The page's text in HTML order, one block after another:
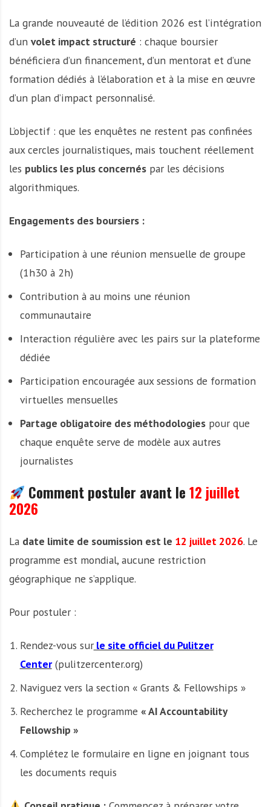
La grande nouveauté de l’édition 2026 est l’intégration
d’un volet impact structuré : chaque boursier
bénéficiera d’un financement, d’un mentorat et d’une
formation dédiés à l’élaboration et à la mise en œuvre
d’un plan d’impact personnalisé.
L’objectif : que les enquêtes ne restent pas confinées
aux cercles journalistiques, mais touchent réellement
les publics les plus concernés par les décisions
algorithmiques.
Engagements des boursiers :
Participation à une réunion mensuelle de groupe
(1h30 à 2h)
Contribution à au moins une réunion
communautaire
Interaction régulière avec les pairs sur la plateforme
dédiée
Participation encouragée aux sessions de formation
virtuelles mensuelles
Partage obligatoire des méthodologiespour que
chaque enquête serve de modèle aux autres
journalistes
Comment postuler avant le12 juillet
2026
La date limite de soumission est le 12 juillet 2026. Le
programme est mondial, aucune restriction
géographique ne s’applique.
Pour postuler :
Rendez-vous surle site officiel du Pulitzer
Center(pulitzercenter.org)
Naviguez vers la section « Grants & Fellowships »
Recherchez le programme « AI Accountability
Fellowship »
Complétez le formulaire en ligne en joignant tous
les documents requis